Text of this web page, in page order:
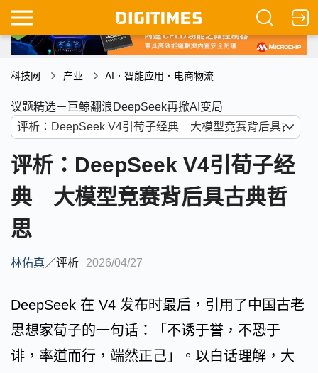
科技网 产业 AI．智能应用．电商物流
议题精选－巨鲸翻浪DeepSeek再掀AI变局
评析：DeepSeek V4引荀子经
典 大模型竞赛背后具古典哲
思
林佑真／评析 2026/04/27
DeepSeek 在 V4 发布时最后，引用了中国古老
思想家荀子的一句话：「不诱于誉，不恐于
诽，率道而行，端然正己」。以白话理解，大